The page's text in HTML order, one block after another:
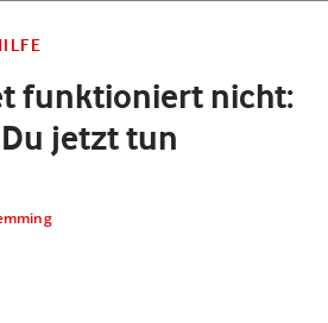
funktioniert nicht:
jetzt tun